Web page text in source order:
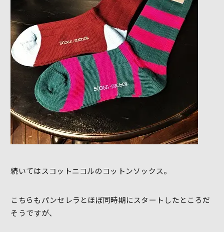
続いてはスコットニコルのコットンソックス。
こちらもパンセレラとほぼ同時期にスタートしたところだ
そうですが、